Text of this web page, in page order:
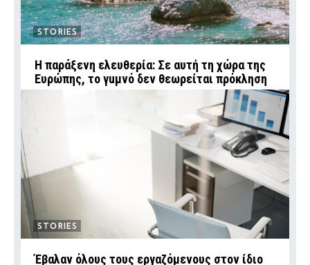
STORIES
Η παράξενη ελευθερία: Σε αυτή τη χώρα της
Ευρώπης, το γuμνό δεν θεωρείται πρόκληση
STORIES
Έβαλαν όλους τους εργαζόμενους στον ίδιο